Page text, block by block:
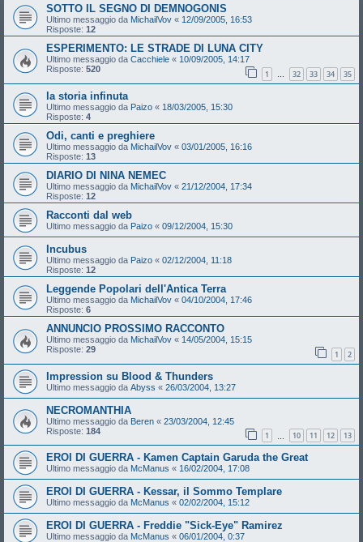
SOTTO IL SEGNO DI DEMNOGONIS
Ultimo messaggio da MichailVov « 12/09/2005, 16:53
Risposte: 12
ESPERIMENTO: LE STRADE DI LUNA CITY
Ultimo messaggio da Cacchiele « 10/09/2005, 14:17
Risposte: 520 1 … 32 33 34 35
la storia infinuta
Ultimo messaggio da Paizo « 18/03/2005, 15:30
Risposte: 4
Odi, canti e preghiere
Ultimo messaggio da MichailVov « 03/01/2005, 16:16
Risposte: 13
DIARIO DI NINA NEMEC
Ultimo messaggio da MichailVov « 21/12/2004, 17:34
Risposte: 12
Racconti dal web
Ultimo messaggio da Paizo « 09/12/2004, 15:30
Incubus
Ultimo messaggio da Paizo « 02/12/2004, 11:18
Risposte: 12
Leggende Popolari dell'Antica Terra
Ultimo messaggio da MichailVov « 04/10/2004, 17:46
Risposte: 6
ANNUNCIO PROSSIMO RACCONTO
Ultimo messaggio da MichailVov « 14/05/2004, 15:15
Risposte: 29 1 2
Impression su Blood & Thunders
Ultimo messaggio da Abyss « 26/03/2004, 13:27
NECROMANTHIA
Ultimo messaggio da Beren « 23/03/2004, 12:45
Risposte: 184 1 10 11 12 13
EROI DI GUERRA - Kamen Captain Garuda the Great
Ultimo messaggio da McManus « 16/02/2004, 17:08
EROI DI GUERRA - Kessar, il Sommo Templare
Ultimo messaggio da McManus « 02/02/2004, 15:12
EROI DI GUERRA - Freddie "Sick-Eye" Ramirez
Ultimo messaggio da McManus « 06/01/2004, 0:37